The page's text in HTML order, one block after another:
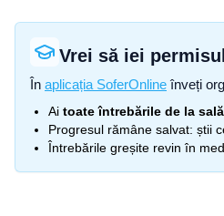
Vrei să iei
În aplicația SoferOnline înveți
Ai toate întrebările de la sală
Progresul rămâne salvat: știi
Întrebările greșite revin în